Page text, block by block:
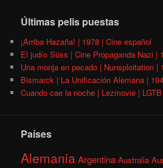
Últimas pelis puestas
¡Arriba Hazaña! | 1978 | Cine español
El judío Süss | Cine Propaganda Nazi |
Una monja en pecado | Nunsploitation |
Bismarck | La Unificación Alemana |
Cuando cae la noche | Lezmovie |
Países
AlemaniaArgentina Australia